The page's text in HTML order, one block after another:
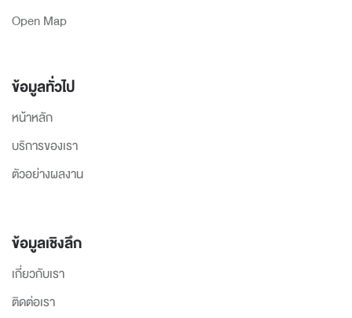
Open Map
ข้อมูลทั่วไป
หน้าหลัก
บริการของเรา
ตัวอย่างผลงาน
ข้อมูลเชิงลึก
เกี่ยวกับเรา
ติดต่อเรา